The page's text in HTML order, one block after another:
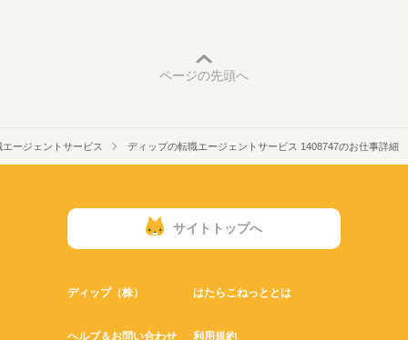
ページの先頭へ
ージェントサービス ディップの転職エージェントサービス 1408747のお仕事詳細
サイトトップへ
ディップ（株） はたらこねっととは
ヘルプ＆お問い合わせ 利用規約